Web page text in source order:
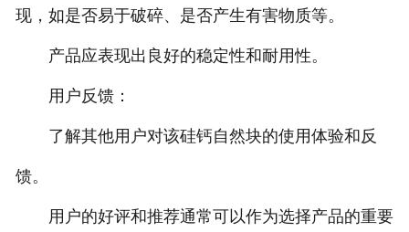
现，如是否易于破碎、是否产生有害物质等。
产品应表现出良好的稳定性和耐用性。
用户反馈：
了解其他用户对该硅钙自然块的使用体验和反
馈。
用户的好评和推荐通常可以作为选择产品的重要